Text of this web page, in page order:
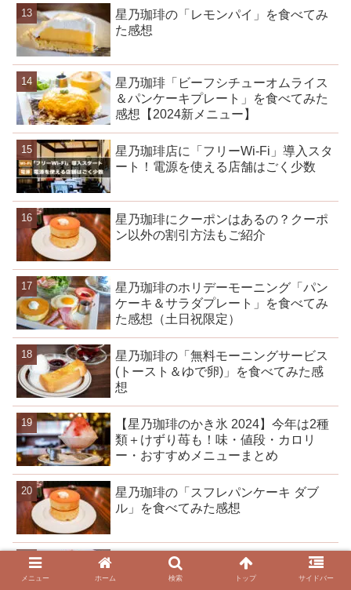
星乃珈琲の「レモンパイ」を食べてみ
た感想
星乃珈琲「ビーフシチューオムライス
＆パンケーキプレート」を食べてみた
感想【2024新メニュー】
星乃珈琲店に「フリーWi-Fi」導入スタ
ート！電源を使える店舗はごく少数
星乃珈琲にクーポンはあるの？クーポ
ン以外の割引方法もご紹介
星乃珈琲のホリデーモーニング「パン
ケーキ＆サラダプレート」を食べてみ
た感想（土日祝限定）
星乃珈琲の「無料モーニングサービス
(トースト＆ゆで卵)」を食べてみた感
想
【星乃珈琲のかき氷 2024】今年は2種
類＋けずり苺も！味・値段・カロリ
ー・おすすめメニューまとめ
星乃珈琲の「スフレパンケーキ ダブ
ル」を食べてみた感想
星乃珈琲の「星乃ビーフカレー」を食
べてみた感想
メニュー ホーム 検索 トップ サイドバー